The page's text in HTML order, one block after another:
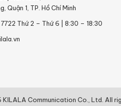
Quận 1, TP. Hồ Chí Minh
Thứ 2 – Thứ 6 | 8:30 – 18:30
Communication Co., Ltd. All